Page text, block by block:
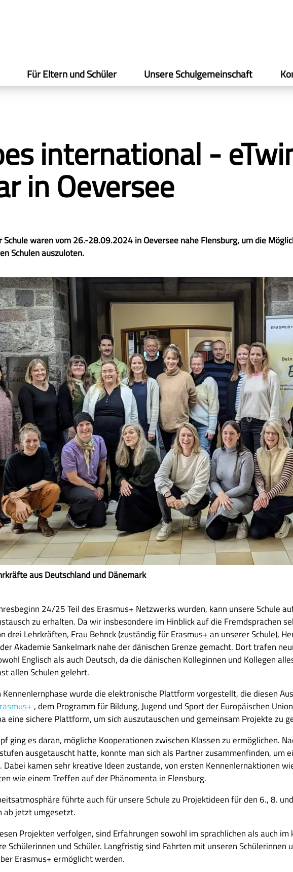
Für Eltern und Schüler Unsere Schulgemeinschaft
international -
in Oeversee
waren vom 26.-28.09.2024 in Oeversee nahe Flensburg, um die
Schulen auszuloten.
aus Deutschland und Dänemark
24/25 Teil des Erasmus+ Netzwerks wurden, kann unsere Schule
zu erhalten. Da wir insbesondere im Hinblick auf die Fremdsprachen
drei Lehrkräften, Frau Behnck (zuständig für Erasmus+ an unserer Schule),
Akademie Sankelmark nahe der dänischen Grenze gemacht. Dort trafen
Englisch als auch Deutsch, da die dänischen Kolleginnen und Kollegen
allen Schulen gelehrt.
Kennenlernphase wurde die elektronische Plattform vorgestellt, die diesen
, dem Programm für Bildung, Jugend und Sport der Europäischen
eine sichere Plattform, um sich auszutauschen und gemeinsam Projekte zu
ging es daran, mögliche Kooperationen zwischen Klassen zu ermöglichen.
ausgetauscht hatte, konnte man sich als Partner zusammenfinden, um
Dabei kamen sehr kreative Ideen zustande, von ersten Kennenlernaktionen
wie einem Treffen auf der Phänomenta in Flensburg.
führte auch für unsere Schule zu Projektideen für den 6., 8.
ab jetzt umgesetzt.
Projekten verfolgen, sind Erfahrungen sowohl im sprachlichen als auch
Schülerinnen und Schüler. Langfristig sind Fahrten mit unseren Schülerinnen
Erasmus+ ermöglicht werden.